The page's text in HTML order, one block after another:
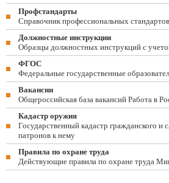
Профстандарты
Справочник профессиональных стандартов
Должностные инструкции
Образцы должностных инструкций с
ФГОС
Федеральные государственные
Вакансии
Общероссийская база вакансий Работа в
Кадастр оружия
Государственный кадастр гражданского и
патронов к нему
Правила по охране труда
Действующие правила по охране труда